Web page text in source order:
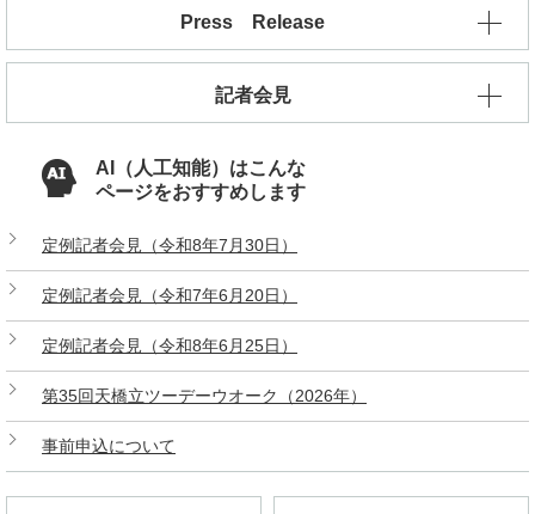
Press Release
記者会見
AI（人工知能）はこんな
ページをおすすめします
定例記者会見（令和8年7月30日）
定例記者会見（令和7年6月20日）
定例記者会見（令和8年6月25日）
第35回天橋立ツーデーウオーク（2026年）
事前申込について